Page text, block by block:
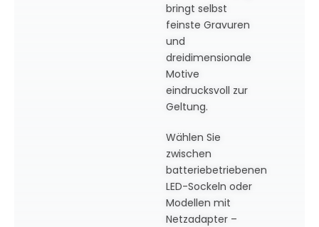
bringt selbst
feinste Gravuren
und
dreidimensionale
Motive
eindrucksvoll zur
Geltung.
Wählen Sie
zwischen
batteriebetriebenen
LED-Sockeln oder
Modellen mit
Netzadapter –